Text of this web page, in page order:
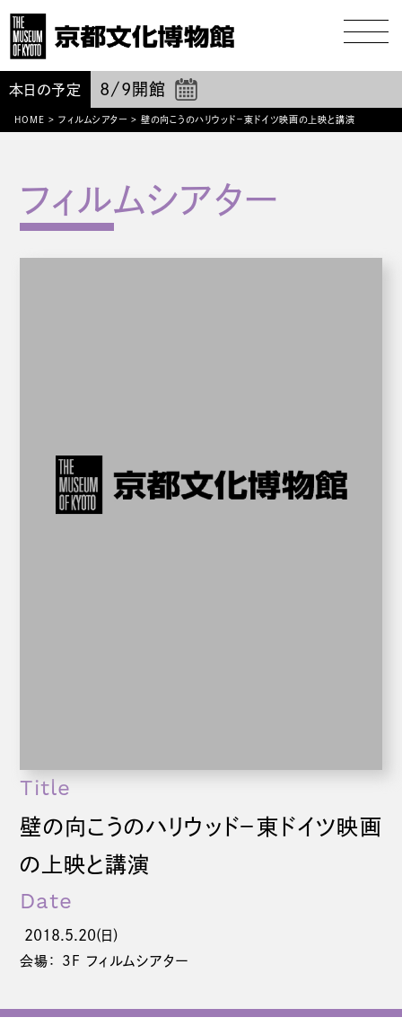
本日の予定 8/9 開館
HOME > フィルムシアター > 壁の向こうのハリウッド−東ドイツ映画の上映と講演
Title
壁の向こうのハリウッド−東ドイツ映画
の上映と講演
Date
2018.5.20(日)
会場： 3F フィルムシアター